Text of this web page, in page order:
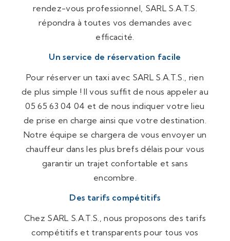
rendez-vous professionnel, SARL S.A.T.S.
répondra à toutes vos demandes avec
efficacité.
Un service de réservation facile
Pour réserver un taxi avec SARL S.A.T.S., rien
de plus simple ! Il vous suffit de nous appeler au
05 65 63 04 04 et de nous indiquer votre lieu
de prise en charge ainsi que votre destination.
Notre équipe se chargera de vous envoyer un
chauffeur dans les plus brefs délais pour vous
garantir un trajet confortable et sans
encombre.
Des tarifs compétitifs
Chez SARL S.A.T.S., nous proposons des tarifs
compétitifs et transparents pour tous vos